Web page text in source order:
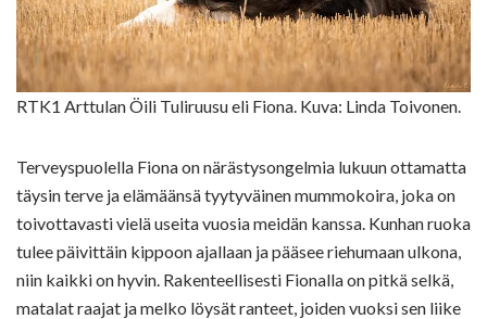
RTK1 Arttulan Öili Tuliruusu eli Fiona. Kuva: Linda Toivonen.
Terveyspuolella Fiona on närästysongelmia lukuun ottamatta
täysin terve ja elämäänsä tyytyväinen mummokoira, joka on
toivottavasti vielä useita vuosia meidän kanssa. Kunhan ruoka
tulee päivittäin kippoon ajallaan ja pääsee riehumaan ulkona,
niin kaikki on hyvin. Rakenteellisesti Fionalla on pitkä selkä,
matalat raajat ja melko löysät ranteet, joiden vuoksi sen liike